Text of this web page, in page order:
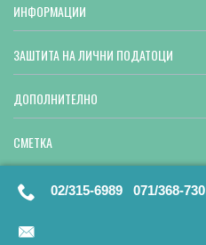
ИНФОРМАЦИИ
ЗАШТИТА НА ЛИЧНИ ПОДАТОЦИ
ДОПОЛНИТЕЛНО
СМЕТКА
02/315-6989 071/368-730